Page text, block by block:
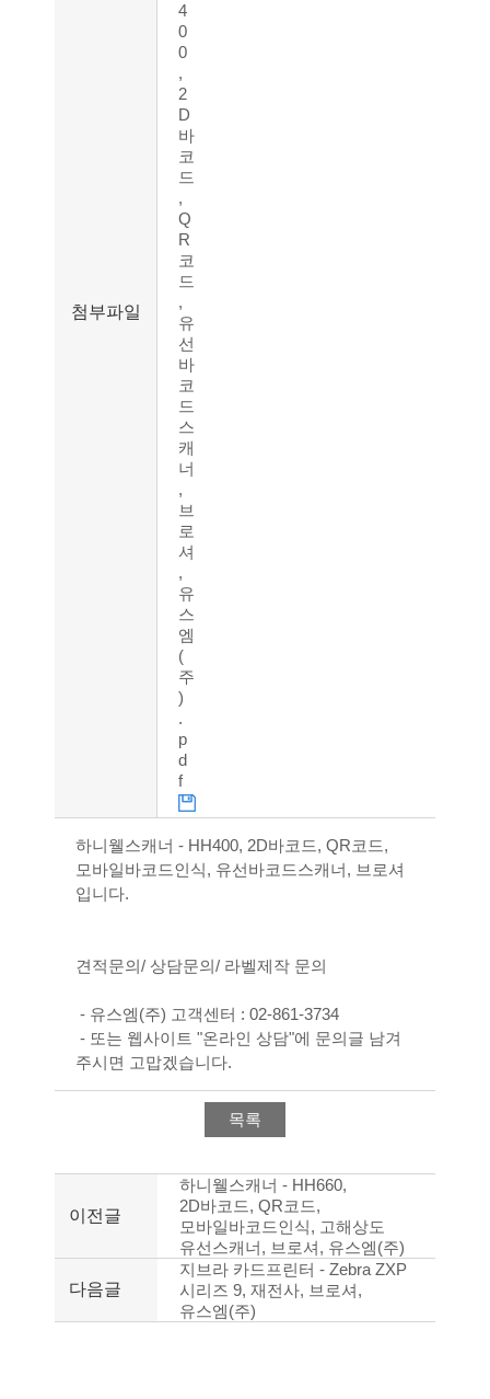
첨부파일
4
0
0
,
2
D
바
코
드
,
Q
R
코
드
,
유
선
바
코
드
스
캐
너
,
브
로
셔
,
유
스
엠
(
주
)
.
p
d
f
하니웰스캐너 - HH400, 2D바코드, QR코드,
모바일바코드인식, 유선바코드스캐너, 브로셔
입니다.
견적문의/ 상담문의/ 라벨제작 문의
- 유스엠(주) 고객센터 : 02-861-3734
- 또는 웹사이트 "온라인 상담"에 문의글 남겨
주시면 고맙겠습니다.
목록
이전글
하니웰스캐너 - HH660,
2D바코드, QR코드,
모바일바코드인식, 고해상도
유선스캐너, 브로셔, 유스엠(주)
다음글
지브라 카드프린터 - Zebra ZXP
시리즈 9, 재전사, 브로셔,
유스엠(주)